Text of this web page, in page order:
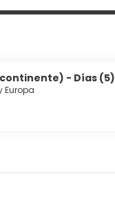
continente) - Días (5)
Europa